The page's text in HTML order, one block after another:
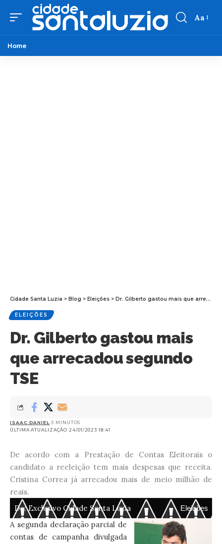
Aa
Home
Cidade Santa Luzia > Blog > Eleições > Dr. Gilberto gastou mais que arrecadou segundo TSE
ELEIÇÕES
Dr. Gilberto gastou mais
que arrecadou segundo
TSE
ÚLTIMA ATUALIZAÇÃO 24/01/2023 18:41
ISAAC DANIEL 3 MINUTOS
De acordo com a Prestação de Contas Eleitorais o
candidato a reeleição tem mais despesas que receita.
Cristina Correa já arrecadou mais de meio milhão de
reais.
De:Exclusivo Cidade Santa Luzia Eleições
A segunda declaração parcial de
contas de campanha divulgada